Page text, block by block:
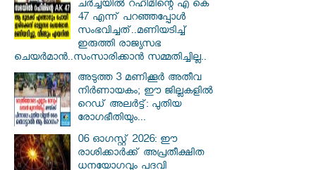
ചർച്ചയിൽ റഹിമിന്റെ എ കെ
47 എന്ന് പറഞ്ഞപ്പോൾ
സംഭവിച്ചത്..മണിയടിച്ച്
ഇരുത്തി രാജ്യസഭ
ചെയർമാൻ..സംസാരിക്കാൻ സമ്മതിച്ചില്ല..
അടുത്ത 3 മണിക്കൂർ അതീവ
നിർണായകം; ഈ ജില്ലകളിൽ
റെഡ് അലർട്ട്: പുതിയ
രോഗഭീതിയും...
06 ഓഗസ്റ്റ് 2026: ഈ
രാശിക്കാർക്ക് അപ്രതീക്ഷിത